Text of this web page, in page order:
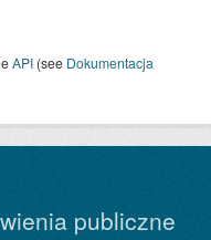
API (see Dokumentacja
publiczne